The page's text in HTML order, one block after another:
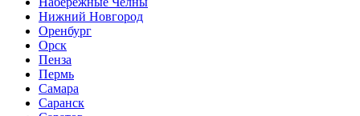
Нижний Новгород
Оренбург
Орск
Пенза
Пермь
Самара
Саранск